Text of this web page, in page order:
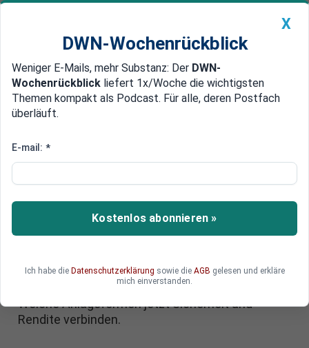
Newsticker MEIN DWN: Geldanlage Premium
Edelmetalle DWN-Magazin China
Gold, Anleihen, Tagesgeld: Wo
und Rendite bringt
Krisen, Kriege, Inflation: Die großen Verwerfungen
unserer Zeit beeinflussen auch
Tagesgeld und ETFs setzen, müssen
Unternehmer Millionenvermögen schützen.
Welche Anlageformen jetzt Sicherheit und
Rendite verbinden.
X
DWN-Wochenrückblick
Weniger E-Mails, mehr Substanz: Der DWN-
Wochenrückblick liefert 1x/Woche die wichtigsten
Themen kompakt als Podcast. Für alle, deren Postfach
überläuft.
E-mail: *
Kostenlos abonnieren »
Ich habe die Datenschutzerklärung sowie die AGB gelesen und erkläre
mich einverstanden.